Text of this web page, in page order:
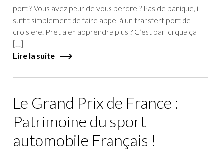
port ? Vous avez peur de vous perdre ? Pas de panique, il
suffit simplement de faire appel à un transfert port de
croisière. Prêt à en apprendre plus ? C’est par ici que ça
[…]
Lire la suite
Le Grand Prix de France :
Patrimoine du sport
automobile Français !